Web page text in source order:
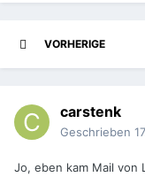
VORHERIGE
carstenk
Geschrieben
Jo, eben kam Mail von